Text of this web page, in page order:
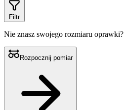
Filtr
Nie znasz swojego rozmiaru oprawki?
Rozpocznij pomiar